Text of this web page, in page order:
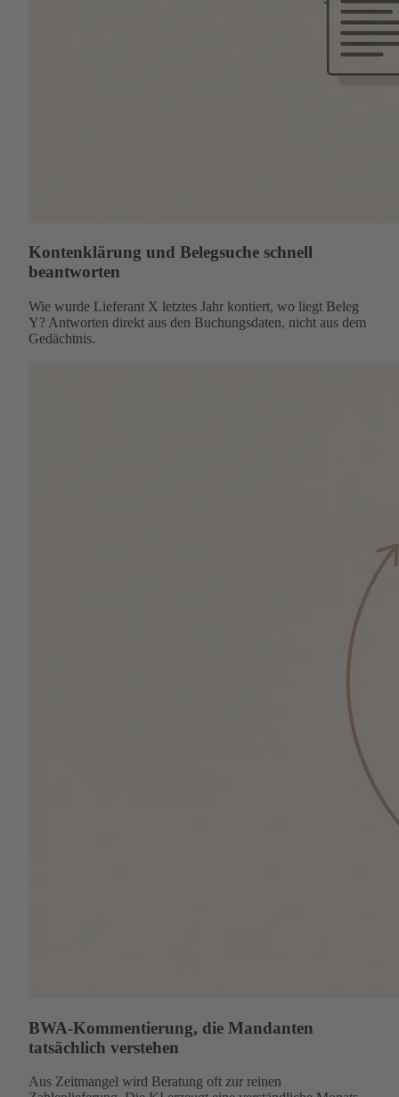
Kontenklärung und Belegsuche schnell
beantworten
Wie wurde Lieferant X letztes Jahr kontiert, wo liegt Beleg
Y? Antworten direkt aus den Buchungsdaten, nicht aus dem
Gedächtnis.
BWA-Kommentierung, die Mandanten
tatsächlich verstehen
Aus Zeitmangel wird Beratung oft zur reinen